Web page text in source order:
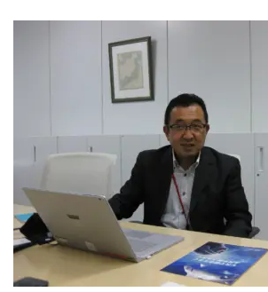
【2026年10月】XRプロフェッショナル
《リスキリング補助金コース》
リスキリング補助金対象コース説明
U-15メタバースプログラミング講座
入学案内
受講生紹介
イベント